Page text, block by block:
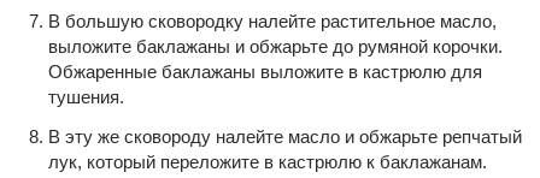
В большую сковородку налейте растительное масло,
выложите баклажаны и обжарьте до румяной корочки.
Обжаренные баклажаны выложите в кастрюлю для
тушения.
В эту же сковороду налейте масло и обжарьте репчатый
лук, который переложите в кастрюлю к баклажанам.